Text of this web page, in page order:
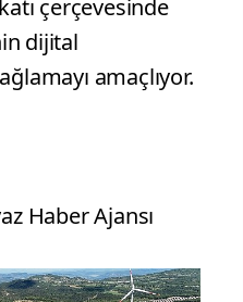
çerçevesinde
dijital
amaçlıyor.
Haber Ajansı